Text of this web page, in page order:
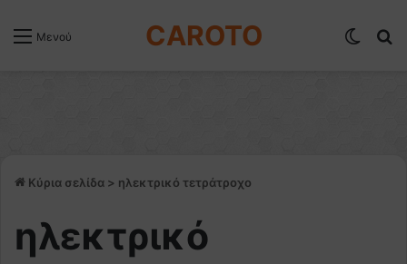
Μενού CAROTO
Κύρια σελίδα > ηλεκτρικό τετράτροχο
ηλεκτρικό